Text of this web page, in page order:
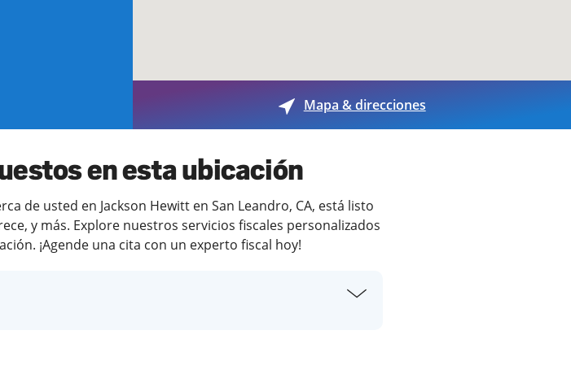
Mapa & direcciones
en esta ubicación
de usted en Jackson Hewitt en San Leandro, CA, está listo
y más. Explore nuestros servicios fiscales personalizados
¡Agende una cita con un experto fiscal hoy!